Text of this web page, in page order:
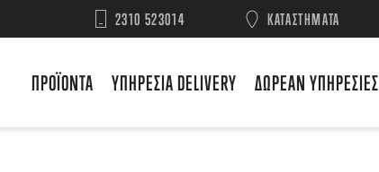
2310 523014 ΚΑΤΑΣΤΗΜΑΤΑ
ΠΡΟΪΟΝΤΑ ΥΠΗΡΕΣΙΑ DELIVERY ΔΩΡΕΑΝ ΥΠΗΡΕΣΙΕΣ